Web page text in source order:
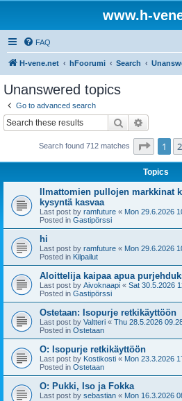
www.h-
FAQ
H-vene.net hFoorumi Search
Unanswered topics
Go to advanced search
Search
Search found 712 matches Page 1
1 2
Topics
Ilmattomien pullojen markkinat
kysyntä kasvaa
Last post by ramfuture « Mon 29.6.2026
Posted in Gastipörssi
hi
Last post by ramfuture « Mon 29.6.2026
Posted in Kilpailut
Aloittelija kaipaa apua
Last post by Aivoknaapi « Sat 30.5.2026
Posted in Gastipörssi
Ostetaan: Isopurje retkikäyttöön
Last post by Valtteri « Thu 28.5.2026
Posted in Ostetaan
O: Isopurje retkikäyttöön
Last post by Kostikosti « Mon 23.3.2026
Posted in Ostetaan
O: Pukki, Iso ja Fokka
Last post by sebastian « Mon 16.3.2026